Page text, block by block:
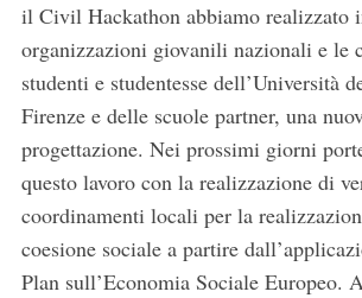
il Civil Hackathon abbiamo realizzato
organizzazioni giovanili nazionali e le
studenti e studentesse dell’Università
Firenze e delle scuole partner, una
progettazione. Nei prossimi giorni
questo lavoro con la realizzazione di
coordinamenti locali per la
coesione sociale a partire
Plan sull’Economia Sociale Europeo.